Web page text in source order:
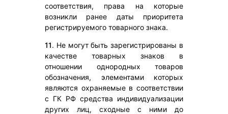
соответствия, права на которые
возникли ранее даты приоритета
регистрируемого товарного знака.
11. Не могут быть зарегистрированы в
качестве товарных знаков в
отношении однородных товаров
обозначения, элементами которых
являются охраняемые в соответствии
с ГК РФ средства индивидуализации
других лиц, сходные с ними до